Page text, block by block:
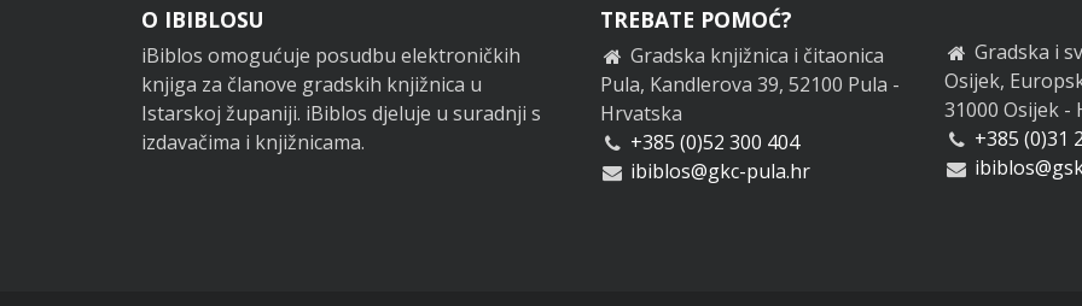
Footer
O IBIBLOSU
iBiblos omogućuje posudbu elektroničkih
knjiga za članove gradskih knjižnica u
Istarskoj županiji. iBiblos djeluje u suradnji s
izdavačima i knjižnicama.
TREBATE POMOĆ?
Gradska knjižnica i čitaonica
Pula, Kandlerova 39, 52100 Pula -
Hrvatska
+385 (0)52 300 404
ibiblos@gkc-pula.hr
Gradska i
Osijek,
31000 Osijek -
+385 (0)31